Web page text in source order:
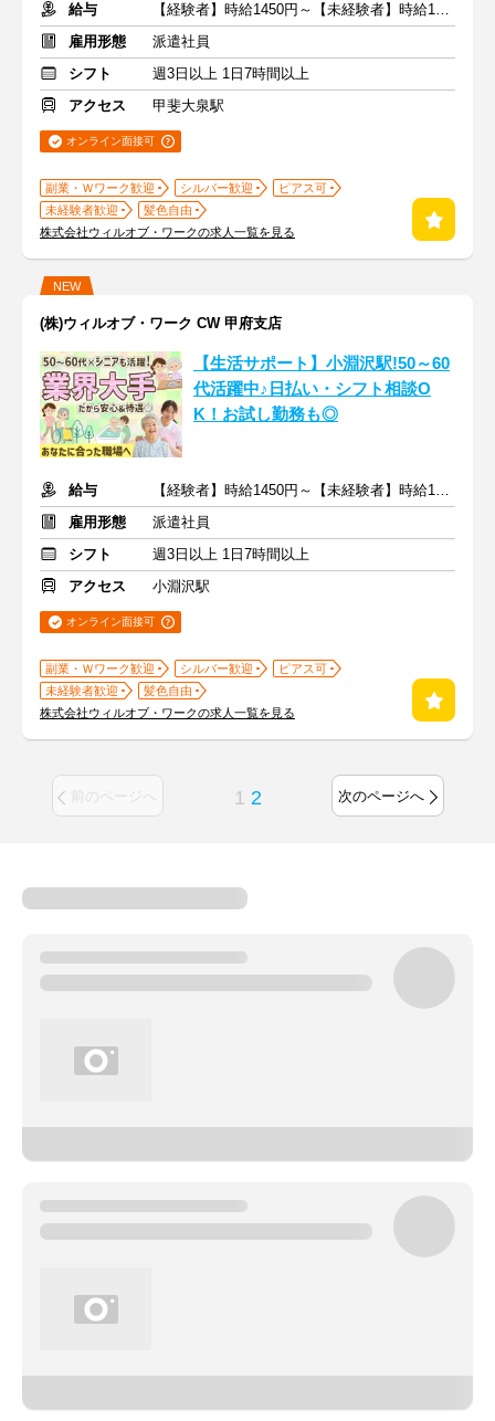
給与
【経験者】時給1450円～【未経験者】時給1300円～ ＋交通費
雇用形態
派遣社員
シフト
週3日以上 1日7時間以上
アクセス
甲斐大泉駅
オンライン面接可
副業・Ｗワーク歓迎 シルバー歓迎
ピアス可
未経験者歓迎
髪色自由
株式会社ウィルオブ・ワークの求人一覧を見る
NEW
(株)ウィルオブ・ワーク CW 甲府支店
【生活サポート】小淵沢駅!50～60
代活躍中♪日払い・シフト相談O
K！お試し勤務も◎
給与
【経験者】時給1450円～【未経験者】時給1300円～ ＋交通費
雇用形態
派遣社員
シフト
週3日以上 1日7時間以上
アクセス
小淵沢駅
オンライン面接可
副業・Ｗワーク歓迎 シルバー歓迎
ピアス可
未経験者歓迎
髪色自由
株式会社ウィルオブ・ワークの求人一覧を見る
前のページへ 1 2 次のページへ